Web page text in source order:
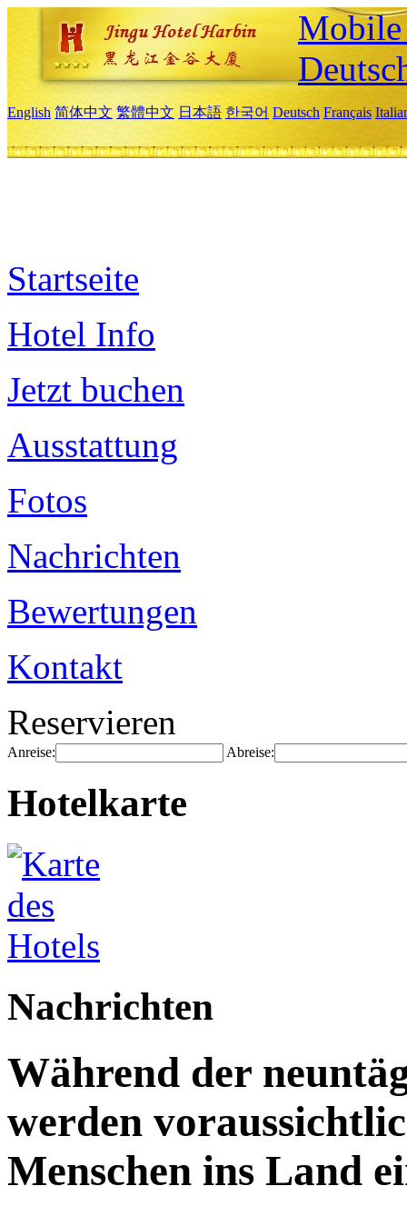
English 简体中文 繁體中文 日本語 한국어 Deutsch Français
Startseite
Hotel Info
Jetzt buchen
Ausstattung
Fotos
Nachrichten
Bewertungen
Kontakt
Reservieren
Anreise: Abreise:
Hotelkarte
Nachrichten
Während der
werden
Menschen ins Land